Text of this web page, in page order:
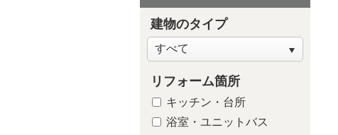
建物のタイプ
リフォーム箇所
キッチン・台所
浴室・ユニットバス